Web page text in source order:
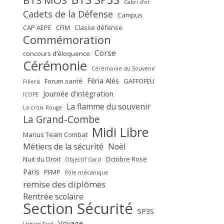
Cabri d'or
Cadets de la Défense
Campus
CAP AEPE
CFIM Classe défense
Commémoration
concours d’éloquence Corse
Cérémonie
Cérémonie du Souvenir
Filieris
Forum santé Féria Alès GAFFOFEU
ICOPE Journée d'intégration
La croix Rouge La flamme du souvenir
La Grand-Combe
Marius Team Combat Midi Libre
Métiers de la sécurité Noël
Nuit du Droit Objectif Gard Octobre Rose
Paris PFMP Pôle mécanique
remise des diplômes
Rentrée scolaire
Section Sécurité SP3S